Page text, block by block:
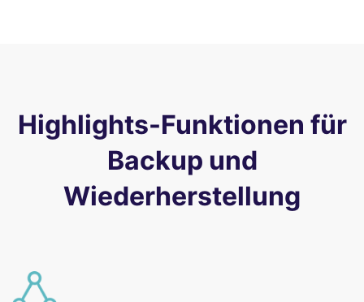
Highlights-Funktionen für
Backup und
Wiederherstellung